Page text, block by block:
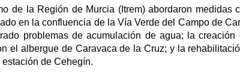
de la Región de Murcia (Itrem) abordaron medidas
en la confluencia de la Vía Verde del Campo de
problemas de acumulación de agua; la creación
el albergue de Caravaca de la Cruz; y la
de Cehegín.